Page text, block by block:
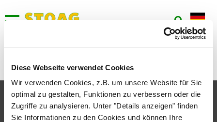
Diese Webseite verwendet Cookies
Wir verwenden Cookies, z.B. um unsere Website für Sie
optimal zu gestalten, Funktionen zu verbessern oder die
Zugriffe zu analysieren. Unter "Details anzeigen" finden
Sie Informationen zu den Cookies und können Ihre
NE1
Keine aktuellen Umleitungen bei dieser Linie vorhanden.
FAHRPLAN
TICKETS